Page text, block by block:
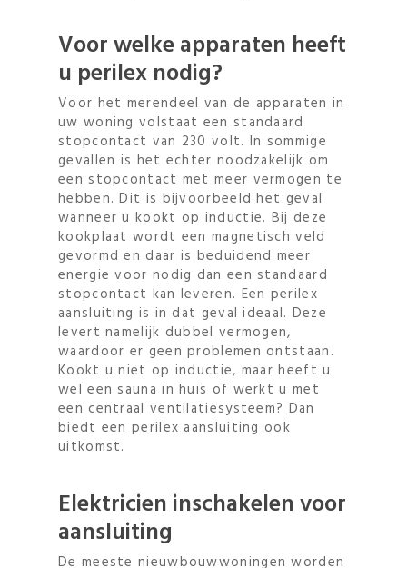
Voor welke apparaten heeft
u perilex nodig?
Voor het merendeel van de apparaten in
uw woning volstaat een standaard
stopcontact van 230 volt. In sommige
gevallen is het echter noodzakelijk om
een stopcontact met meer vermogen te
hebben. Dit is bijvoorbeeld het geval
wanneer u kookt op inductie. Bij deze
kookplaat wordt een magnetisch veld
gevormd en daar is beduidend meer
energie voor nodig dan een standaard
stopcontact kan leveren. Een perilex
aansluiting is in dat geval ideaal. Deze
levert namelijk dubbel vermogen,
waardoor er geen problemen ontstaan.
Kookt u niet op inductie, maar heeft u
wel een sauna in huis of werkt u met
een centraal ventilatiesysteem? Dan
biedt een perilex aansluiting ook
uitkomst.
Elektricien inschakelen voor
aansluiting
De meeste nieuwbouwwoningen worden